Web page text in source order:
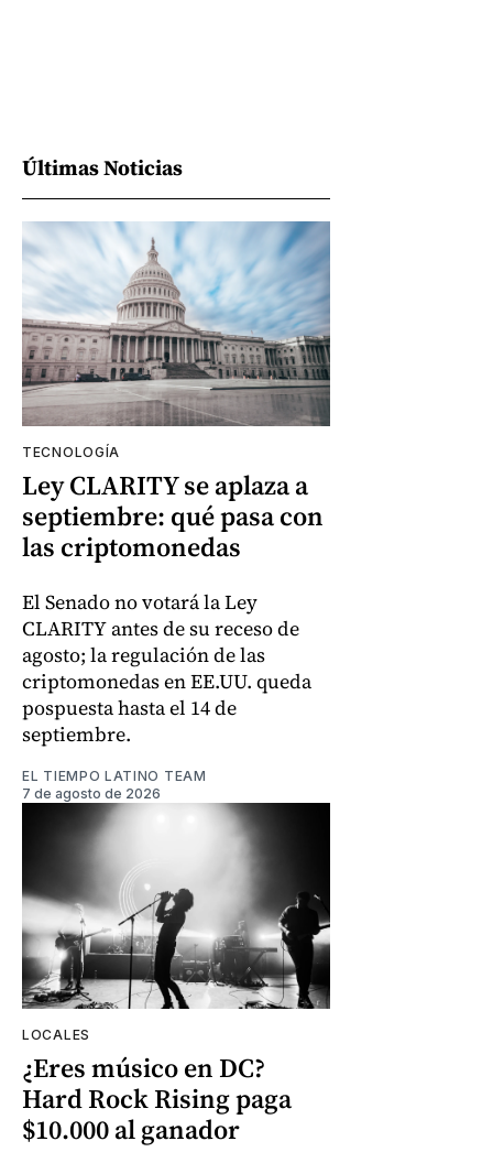
Últimas Noticias
TECNOLOGÍA
Ley CLARITY se aplaza a
septiembre: qué pasa con
las criptomonedas
El Senado no votará la Ley
CLARITY antes de su receso de
agosto; la regulación de las
criptomonedas en EE.UU. queda
pospuesta hasta el 14 de
septiembre.
EL TIEMPO LATINO TEAM
7 de agosto de 2026
LOCALES
¿Eres músico en DC?
Hard Rock Rising paga
$10.000 al ganador